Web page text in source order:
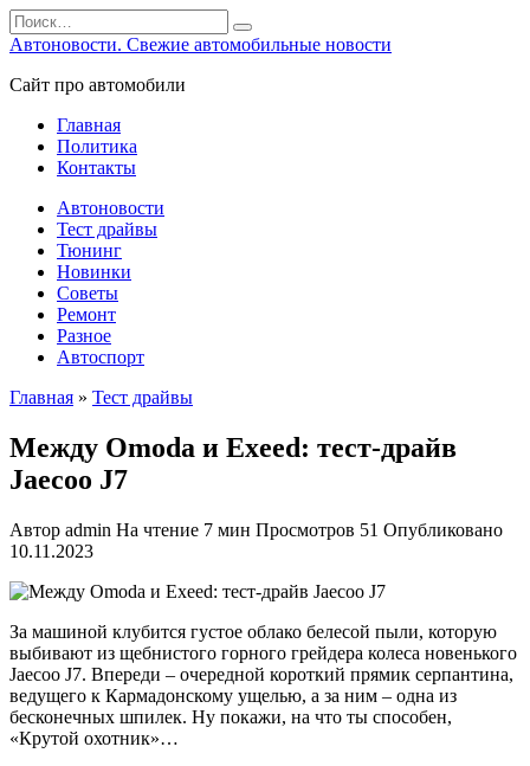
Перейти
к
Search
for:
Автоновости. Свежие автомобильные новости
Сайт про автомобили
Главная
Политика
Контакты
Автоновости
Тест драйвы
Тюнинг
Новинки
Советы
Ремонт
Разное
Автоспорт
Главная » Тест драйвы
Между Omoda и Exeed: тест-драйв
Jaecoo J7
Автор admin На чтение 7 мин Просмотров 51 Опубликовано
10.11.2023
За машиной клубится густое облако белесой пыли, которую
выбивают из щебнистого горного грейдера колеса новенького
Jaecoo J7. Впереди – очередной короткий прямик серпантина,
ведущего к Кармадонскому ущелью, а за ним – одна из
бесконечных шпилек. Ну покажи, на что ты способен,
«Крутой охотник»…